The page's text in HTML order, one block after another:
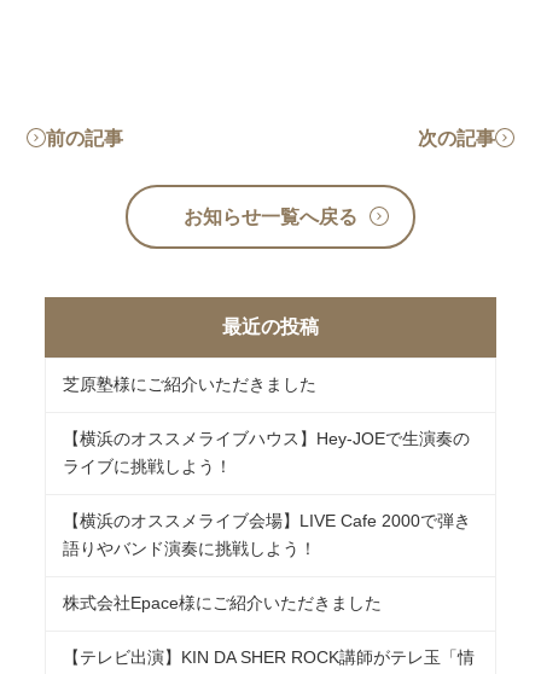
前の記事 次の記事
お知らせ一覧へ戻る
最近の投稿
芝原塾様にご紹介いただきました
【横浜のオススメライブハウス】Hey-JOEで生演奏の
ライブに挑戦しよう！
【横浜のオススメライブ会場】LIVE Cafe 2000で弾き
語りやバンド演奏に挑戦しよう！
株式会社Epace様にご紹介いただきました
【テレビ出演】KIN DA SHER ROCK講師がテレ玉「情